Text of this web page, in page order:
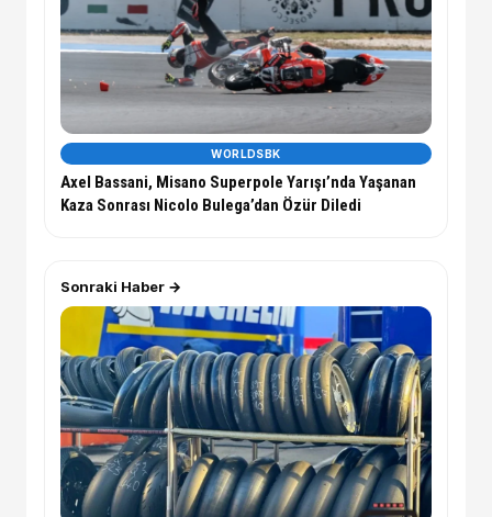
WORLDSBK
Axel Bassani, Misano Superpole Yarışı’nda Yaşanan
Kaza Sonrası Nicolo Bulega’dan Özür Diledi
Sonraki Haber →